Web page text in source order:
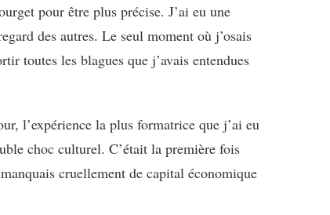
pour être plus précise. J’ai eu une
des autres. Le seul moment où j’osais
toutes les blagues que j’avais entendues
l’expérience la plus formatrice que j’ai eu
choc culturel. C’était la première fois
cruellement de capital économique